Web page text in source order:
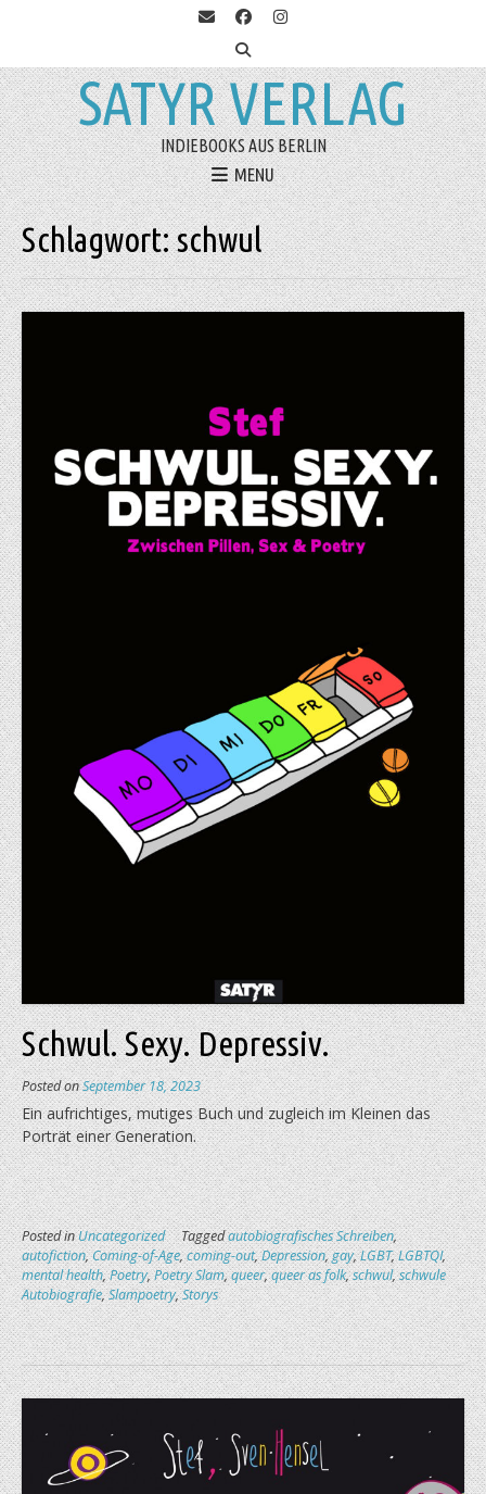
SATYR VERLAG
INDIEBOOKS AUS BERLIN
MENU
Schlagwort:schwul
Schwul. Sexy. Depressiv.
Posted onSeptember 18, 2023
Ein aufrichtiges, mutiges Buch und zugleich im Kleinen das
Porträt einer Generation.
Posted inUncategorized Taggedautobiografisches Schreiben,
autofiction,Coming-of-Age,coming-out,Depression,gay,LGBT,LGBTQI,
mental health,Poetry,Poetry Slam,queer,queer as folk,schwul,schwule
Autobiografie,Slampoetry,Storys